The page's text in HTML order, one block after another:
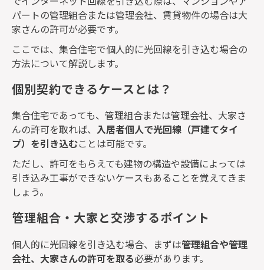
パートの管理組合または管理会社、賃貸物件の場合は大
家さんの許可が必要です。
ここでは、集合住宅で個人的に光回線を引き込む場合の
方法について解説します。
個別契約できるケースとは？
集合住宅であっても、管理組合または管理会社、大家さ
んの許可を取れば、 入居者個人で光回線（戸建てタイ
プ）を引き込むことは可能です。
ただし、許可をもらえても建物の構造や設備によっては
引き込み工事ができないケースもあることを覚えてきま
しょう。
管理組合・大家と交渉するポイント
個人的に光回線を引き込む場合、まずは管理組合や管理
会社、大家さんの許可を取る必要があります。